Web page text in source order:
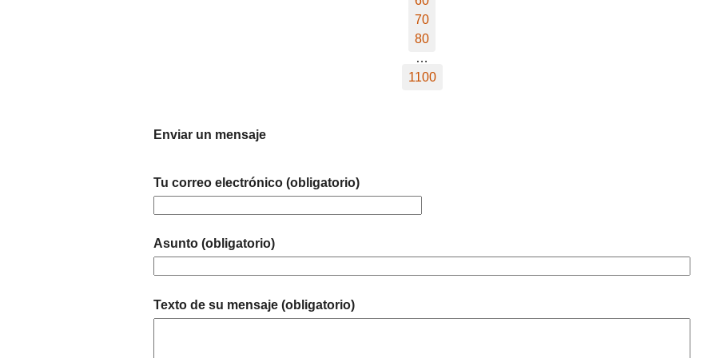
70
80
…
1100
Enviar un mensaje
Tu correo electrónico (obligatorio)
Asunto (obligatorio)
Texto de su mensaje (obligatorio)